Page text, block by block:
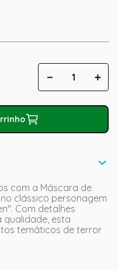
＋
－
com a Máscara de
clássico personagem
Com detalhes
esta
temáticos de terror